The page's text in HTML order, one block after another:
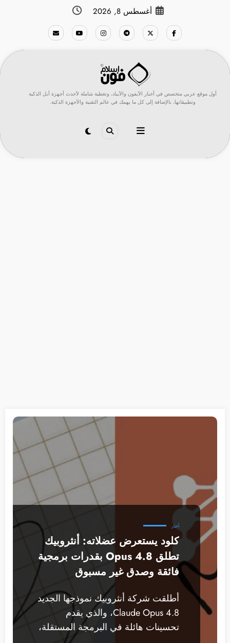
أغسطس 8, 2026
أول موقع عربي متخصص في أخبار الآيفون والآيباد، وتغطية شاملة لأحدث أجهزة أبل الذكية
وتطبيقاتها، بالإضافة إلى كل ما يهمك في عالم التقنية والأجهزة الذكية.
أخبار
كلود يستعرض عضلاته: أنثروبيك
تطلق Opus 4.8 بقدرات برمجية
فائقة وصدق غير مسبوق
أطلقت شركة أنثروبيك نموذجها الجديد
Claude Opus 4.8، والذي يقدم
تحسينات هائلة في البرمجة المستقلة،